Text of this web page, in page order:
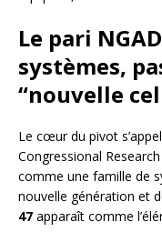
Le pari
systèmes,
“nouvelle
Le cœur du pivot
Congressional
comme une famille de
nouvelle génération et
47 apparaît comme